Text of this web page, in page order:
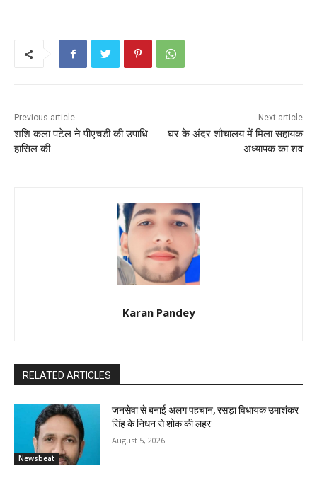
k
A
p
st
Previous article
शशि कला पटेल ने पीएचडी की उपाधि
हासिल की
Next article
घर के अंदर शौचालय में मिला सहायक
अध्यापक का शव
Karan Pandey
RELATED ARTICLES
Newsbeat
जनसेवा से बनाई अलग पहचान, रसड़ा विधायक उमाशंकर
सिंह के निधन से शोक की लहर
August 5, 2026